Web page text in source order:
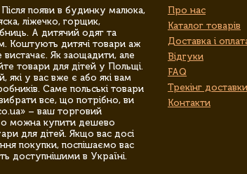
появи в будинку малюка,
ліжечко, горщик,
А дитячий одяг та
Коштують дитячі товари аж
Як заощадити, але
товари для дітей у Польщі.
у вас вже є або які вам
Саме польські товари
все, що потрібно, ви
– ваш торговий
можна купити дешево
для дітей. Якщо вас досі
покупки, поспішаємо вас
доступнішими в Україні.
Про нас
Каталог товарів
Доставка і
Відгуки
FAQ
Трекінг доставки
Контакти